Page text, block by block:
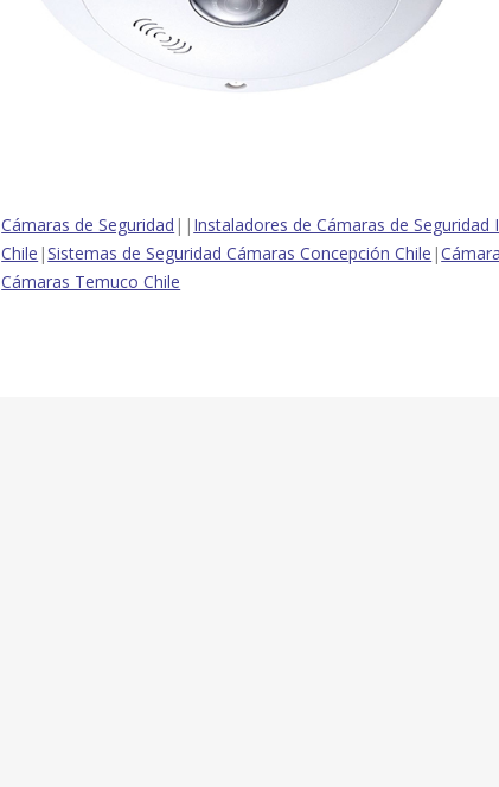
Cámaras de Seguridad || Instaladores de Cámaras de Seguridad
Chile |Sistemas de Seguridad Cámaras Concepción Chile |
Cámaras Temuco Chile